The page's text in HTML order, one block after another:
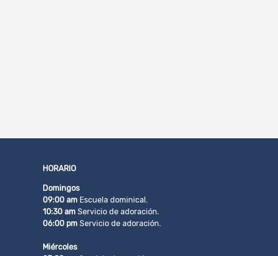
HORARIO
Domingos
09:00 am Escuela dominical.
10:30 am Servicio de adoración.
06:00 pm Servicio de adoración.
Miércoles